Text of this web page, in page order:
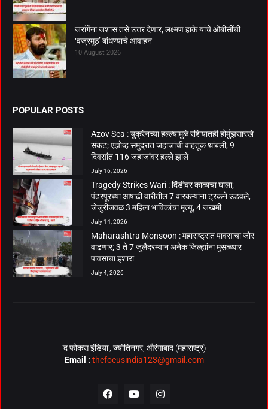
जरांगेंना जशास तसे उत्तर देणार, लक्ष्मण हाके यांचे ओबीसींची
‘वज्रमूठ’ बांधण्याचे आवाहन
10 August 2026
POPULAR POSTS
Azov Sea : युक्रेनच्या हल्ल्यामुळे रशियातही होर्मुझसारखे
संकट; एझोव्ह समुद्रात जहाजांची वाहतूक थांबली, 9
दिवसांत 116 जहाजांवर हल्ले झाले
July 16, 2026
Tragedy Strikes Wari : दिंडीवर काळाचा घाला;
पंढरपूरच्या आषाढी वारीतील 7 वारकऱ्यांना ट्रकने उडवले,
जेजुरीजवळ 3 महिला भाविकांचा मृत्यू, 4 जखमी
July 14, 2026
Maharashtra Monsoon : महाराष्ट्रात पावसाचा जोर
वाढणार; 3 ते 7 जुलैदरम्यान अनेक जिल्ह्यांना मुसळधार
पावसाचा इशारा
July 4, 2026
‘द फोकस इंडिया’, ज्योतिनगर, औरंगाबाद (महाराष्ट्र)
Email : thefocusindia123@gmail.com